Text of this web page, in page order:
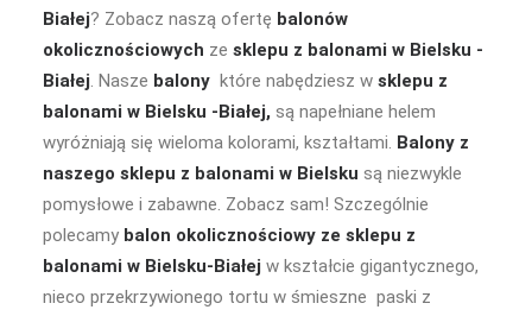
Białej? Zobacz naszą ofertę balonów
okolicznościowych ze sklepu z balonami w Bielsku -
Białej. Nasze balony które nabędziesz w sklepu z
balonami w Bielsku -Białej, są napełniane helem
wyróżniają się wieloma kolorami, kształtami. Balony z
naszego sklepu z balonami w Bielsku są niezwykle
pomysłowe i zabawne. Zobacz sam! Szczególnie
polecamy balon okolicznościowy ze sklepu z
balonami w Bielsku-Białej w kształcie gigantycznego,
nieco przekrzywionego tortu w śmieszne paski z